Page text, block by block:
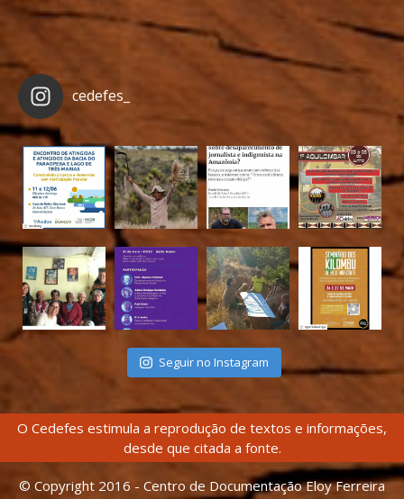
cedefes_
Seguir no Instagram
O Cedefes estimula a reprodução de textos e informações,
desde que citada a fonte.
© Copyright 2016 - Centro de Documentação Eloy Ferreira